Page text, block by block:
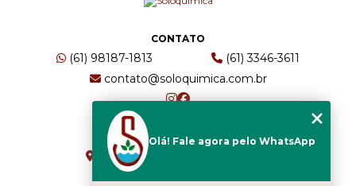
CONTATO
(61) 98187-1813
(61) 3346-3611
contato@soloquimica.com.br
ENDEREÇO
CRS 511 Sul, Bl B, Sl 49 - Asa Sul
Brasília - DF - CEP: 70361-520
Olá! Fale agora pelo WhatsApp